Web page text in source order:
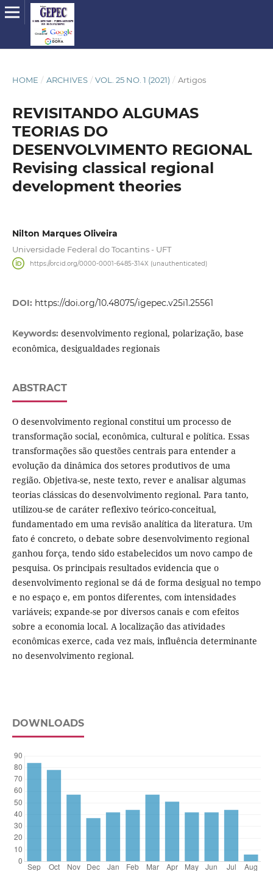
HOME / ARCHIVES / VOL. 25 NO. 1 (2021) / Artigos
REVISITANDO ALGUMAS
TEORIAS DO
DESENVOLVIMENTO REGIONAL
Revising classical regional
development theories
Nilton Marques Oliveira
Universidade Federal do Tocantins - UFT
https://orcid.org/0000-0001-6485-314X (unauthenticated)
DOI: https://doi.org/10.48075/igepec.v25i1.25561
Keywords: desenvolvimento regional, polarização, base
econômica, desigualdades regionais
ABSTRACT
O desenvolvimento regional constitui um processo de
transformação social, econômica, cultural e política. Essas
transformações são questões centrais para entender a
evolução da dinâmica dos setores produtivos de uma
região. Objetiva-se, neste texto, rever e analisar algumas
teorias clássicas do desenvolvimento regional. Para tanto,
utilizou-se de caráter reflexivo teórico-conceitual,
fundamentado em uma revisão analítica da literatura. Um
fato é concreto, o debate sobre desenvolvimento regional
ganhou força, tendo sido estabelecidos um novo campo de
pesquisa. Os principais resultados evidencia que o
desenvolvimento regional se dá de forma desigual no tempo
e no espaço e, em pontos diferentes, com intensidades
variáveis; expande-se por diversos canais e com efeitos
sobre a economia local. A localização das atividades
econômicas exerce, cada vez mais, influência determinante
no desenvolvimento regional.
DOWNLOADS